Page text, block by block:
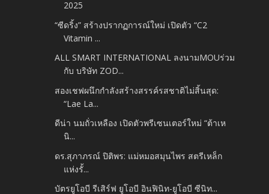
2025
“ซีดริ้ง” สร้างปรากฏการณ์ใหม่ เปิดตัว “C2
Vitamin ...
ALL SMART INTERNATIONAL ลงนามMOUร่วม
กับ บริษัท ZOD...
สองเชฟผนึกกำลังสร้างสรรค์รสชาติไม่สิ้นสุด:
“Lae La...
ดีน่า นมถั่วเหลือง เปิดตัวพรีเซนเตอร์ใหม่ “ต้าเห
นิ...
ดร.สุภาภรณ์ ปิติพร: แม่หมอสมุนไพร สตรีเหล็ก
แห่งรั้...
บัตรยูโอบี รีเสิร์ฟ ยูโอบี อินฟินิท-ยูโอบี ซีนิท...